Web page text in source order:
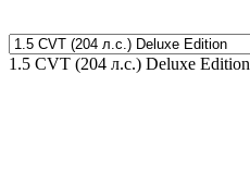
1.5 CVT (204 л.с.) Deluxe Edition